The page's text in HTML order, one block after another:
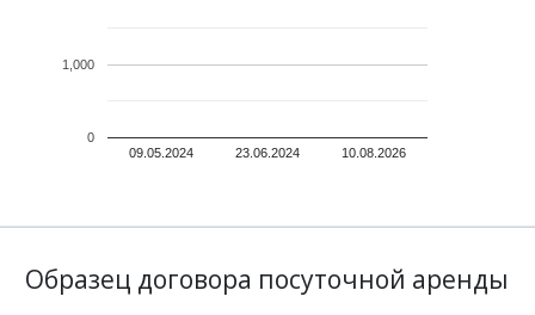
09.05.2024 23.06.2024 10.08.2026
0
1,000
Образец договора посуточной аренды